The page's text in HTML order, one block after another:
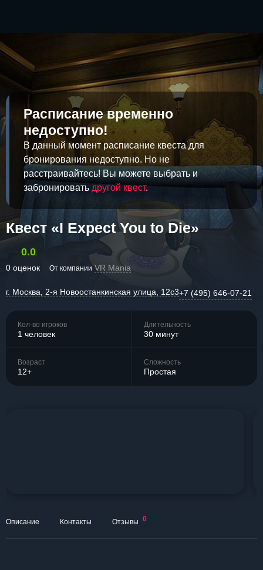
Расписание временно
недоступно!
В данный момент расписание квеста для
бронирования недоступно. Но не
расстраивайтесь! Вы можете выбрать и
забронировать другой квест.
Квест «I Expect You to Die»
0.0
0 оценок От компании VR Mania
г. Москва, 2-я Новоостанкинская улица, 12с3+7 (495) 646-07-21
Кол-во игроков
1 человек
Длительность
30 минут
Возраст
12+
Сложность
Простая
Описание Контакты Отзывы 0